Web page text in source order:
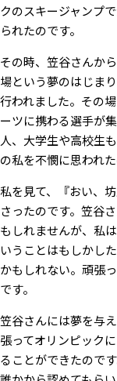
クのスキージャンプ
られたのです。
その時、笠谷さんか
場という夢のはじま
行われました。その
ーツに携わる選手が
人、大学生や高校生
の私を不憫に思われ
私を見て、『おい、
さったのです。笠谷
もしれませんが、私
いうことはもしかし
かもしれない。頑張
です。
笠谷さんには夢を与
張ってオリンピック
ることができたので